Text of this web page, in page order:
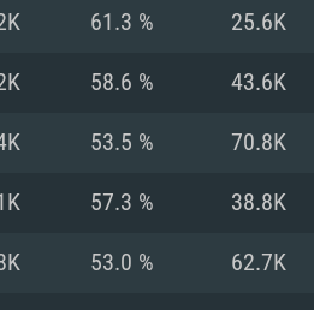
Recommandée
Recommandée
ne sont pas
Recommandée
61.3 % 25.6K
58.6 % 43.6K
53.5 % 70.8K
57.3 % 38.8K
53.0 % 62.7K